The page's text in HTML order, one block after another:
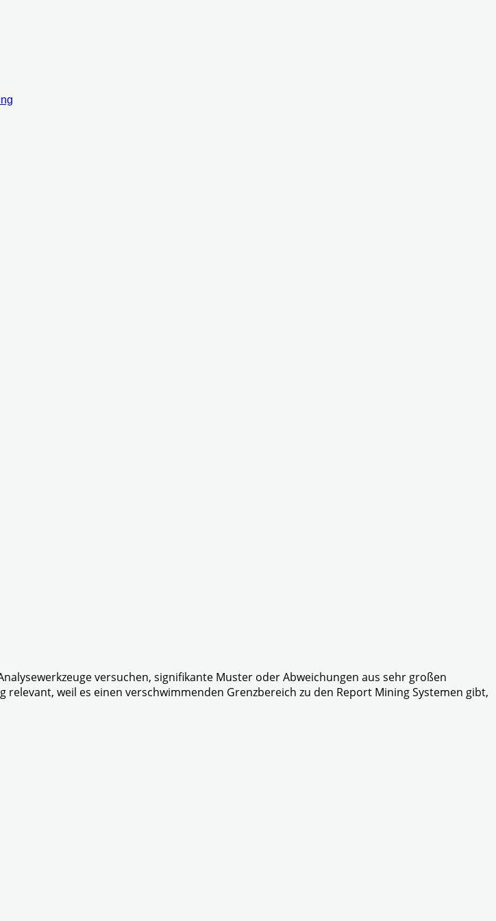
versuchen, signifikante Muster oder Abweichungen aus sehr großen
weil es einen verschwimmenden Grenzbereich zu den Report Mining Systemen gibt,